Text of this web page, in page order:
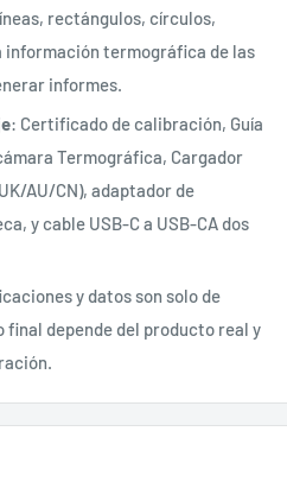
rectángulos, círculos,
información termográfica de las
informes.
: Certificado de calibración, Guía
Termográfica, Cargador
AU/CN), adaptador de
y cable USB-C a USB-CA dos
y datos son solo de
depende del producto real y